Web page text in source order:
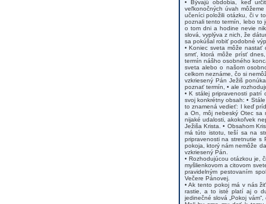
• Bývajú obdobia, keď
veľkonočných úvah
učeníci položili otázku, či v
poznali tento termín, lebo to
o tom dni a hodine nevie
slová, vyplýva z nich, že
sa pokúšal robiť podobné
• Koniec sveta môže nastať
smrť, ktorá môže prísť
termín nášho osobného
sveta alebo o našom
celkom neznáme, čo si
vzkriesený Pán Ježiš
poznať termín, • ale
• K stálej pripravenosti patrí
svoj konkrétny obsah: •
to znamená vedieť: I keď
a On, môj nebeský Otec sa
nijaké udalosti, akokoľvek
Ježiša Krista. • Obsahom
má túto istotu, teší sa na
pripravenosti na stretnutie s
pokoja, ktorý nám nemôže
vzkriesený Pán.
• Rozhodujúcou otázkou je,
myšlienkovom a citovom
pravidelným pestovaním
Večere Pánovej.
• Ak tento pokoj má v nás
rastie, a to isté platí aj o
jedinečné slová „Pokoj